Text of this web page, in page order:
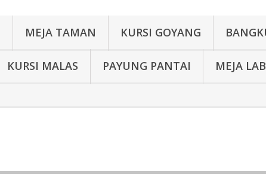
MEJA TAMAN KURSI GOYANG
KURSI MALAS PAYUNG PANTAI MEJA